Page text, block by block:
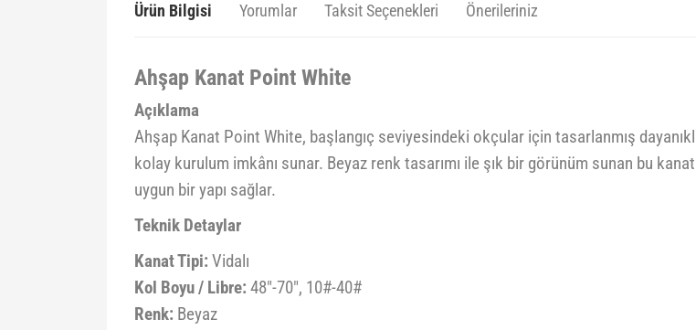
Ürün Bilgisi Yorumlar Taksit Seçenekleri Önerileriniz
Ahşap Kanat Point White
Açıklama
Ahşap Kanat Point White, başlangıç seviyesindeki okçular için tasarlanmış
kolay kurulum imkânı sunar. Beyaz renk tasarımı ile şık bir görünüm sunan bu
uygun bir yapı sağlar.
Teknik Detaylar
Kanat Tipi: Vidalı
Kol Boyu / Libre: 48"-70", 10#-40#
Renk: Beyaz